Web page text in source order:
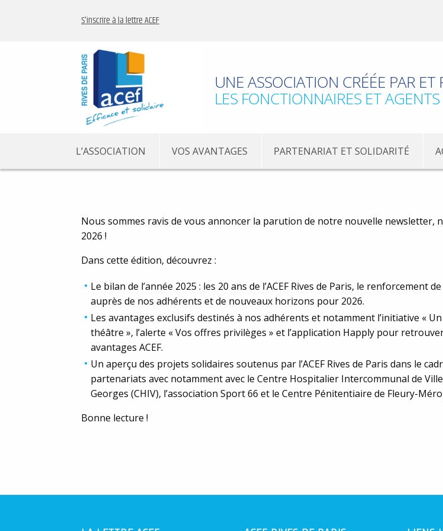
S'inscrire à la lettre ACEF
UNE ASSOCIATION CRÉÉE PAR ET
LES FONCTIONNAIRES ET
L’ASSOCIATION VOS AVANTAGES PARTENARIAT ET SOLIDARITÉ
Nous sommes ravis de vous annoncer la parution de notre nouvelle newsletter,
2026 !
Dans cette édition, découvrez :
Le bilan de l’année 2025 : les 20 ans de l’ACEF Rives de Paris, le renforcement
auprès de nos adhérents et de nouveaux horizons pour 2026.
Les avantages exclusifs destinés à nos adhérents et notamment l’initiative «
théâtre », l’alerte « Vos offres privilèges » et l’application Happly pour
avantages ACEF.
Un aperçu des projets solidaires soutenus par l’ACEF Rives de Paris dans le
partenariats avec notamment avec le Centre Hospitalier Intercommunal de
Georges (CHIV), l’association Sport 66 et le Centre Pénitentiaire de Fleury-
Bonne lecture !